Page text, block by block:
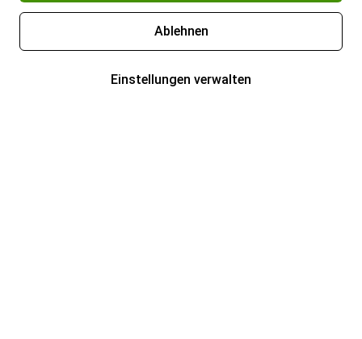
Ablehnen
Einstellungen verwalten